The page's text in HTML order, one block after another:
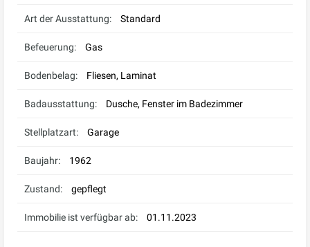
Art der Ausstattung: Standard
Befeuerung: Gas
Bodenbelag: Fliesen, Laminat
Badausstattung: Dusche, Fenster im Badezimmer
Stellplatzart: Garage
Baujahr: 1962
Zustand: gepflegt
Immobilie ist verfügbar ab: 01.11.2023